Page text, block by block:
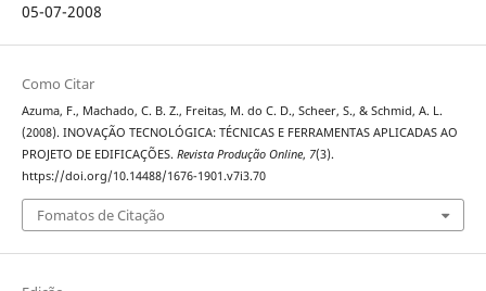
05-07-2008
Como Citar
Azuma, F., Machado, C. B. Z., Freitas, M. do C. D., Scheer, S., & Schmid, A. L.
(2008). INOVAÇÃO TECNOLÓGICA: TÉCNICAS E FERRAMENTAS APLICADAS AO
PROJETO DE EDIFICAÇÕES. Revista Produção Online, 7(3).
https://doi.org/10.14488/1676-1901.v7i3.70
Fomatos de Citação